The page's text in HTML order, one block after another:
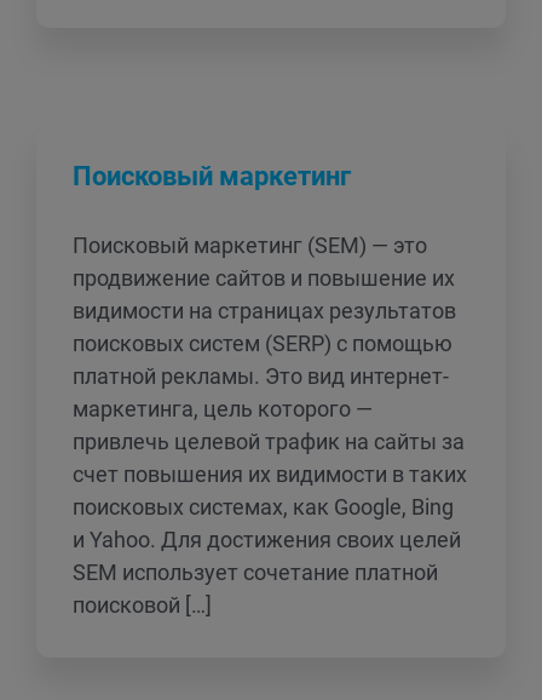
Поисковый маркетинг
Поисковый маркетинг (SEM) — это
продвижение сайтов и повышение их
видимости на страницах результатов
поисковых систем (SERP) с помощью
платной рекламы. Это вид интернет-
маркетинга, цель которого —
привлечь целевой трафик на сайты за
счет повышения их видимости в таких
поисковых системах, как Google, Bing
и Yahoo. Для достижения своих целей
SEM использует сочетание платной
поисковой […]